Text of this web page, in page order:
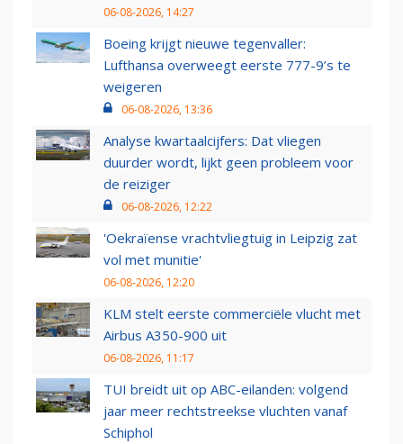
06-08-2026, 14:27
Boeing krijgt nieuwe tegenvaller:
Lufthansa overweegt eerste 777-9’s te
weigeren
06-08-2026, 13:36
Analyse kwartaalcijfers: Dat vliegen
duurder wordt, lijkt geen probleem voor
de reiziger
06-08-2026, 12:22
'Oekraïense vrachtvliegtuig in Leipzig zat
vol met munitie'
06-08-2026, 12:20
KLM stelt eerste commerciële vlucht met
Airbus A350-900 uit
06-08-2026, 11:17
TUI breidt uit op ABC-eilanden: volgend
jaar meer rechtstreekse vluchten vanaf
Schiphol